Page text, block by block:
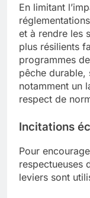
En limitant
et à rendre les
plus résilients
programmes
pêche durable,
notamment un
respect de
Incitations
Pour
respectueuses
leviers sont